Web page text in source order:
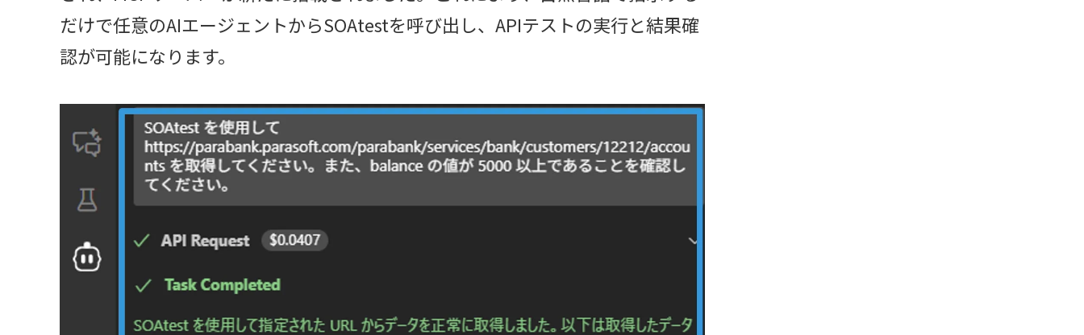
だけで任意のAIエージェントからSOAtestを呼び出し、APIテストの実行と結果確
認が可能になります。